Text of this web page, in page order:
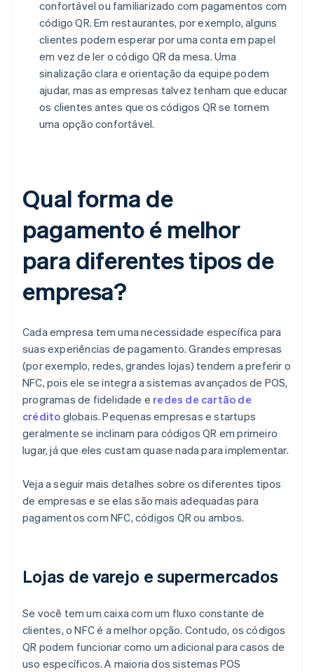
confortável ou familiarizado com pagamentos com
código QR. Em restaurantes, por exemplo, alguns
clientes podem esperar por uma conta em papel
em vez de ler o código QR da mesa. Uma
sinalização clara e orientação da equipe podem
ajudar, mas as empresas talvez tenham que educar
os clientes antes que os códigos QR se tornem
uma opção confortável.
Qual forma de
pagamento é melhor
para diferentes tipos de
empresa?
Cada empresa tem uma necessidade específica para
suas experiências de pagamento. Grandes empresas
(por exemplo, redes, grandes lojas) tendem a preferir o
NFC, pois ele se integra a sistemas avançados de POS,
programas de fidelidade e redes de cartão de
crédito globais. Pequenas empresas e startups
geralmente se inclinam para códigos QR em primeiro
lugar, já que eles custam quase nada para implementar.
Veja a seguir mais detalhes sobre os diferentes tipos
de empresas e se elas são mais adequadas para
pagamentos com NFC, códigos QR ou ambos.
Lojas de varejo e supermercados
Se você tem um caixa com um fluxo constante de
clientes, o NFC é a melhor opção. Contudo, os códigos
QR podem funcionar como um adicional para casos de
uso específicos. A maioria dos sistemas POS